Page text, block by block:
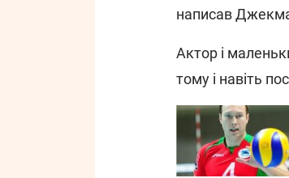
написав
Актор і
тому і навіть